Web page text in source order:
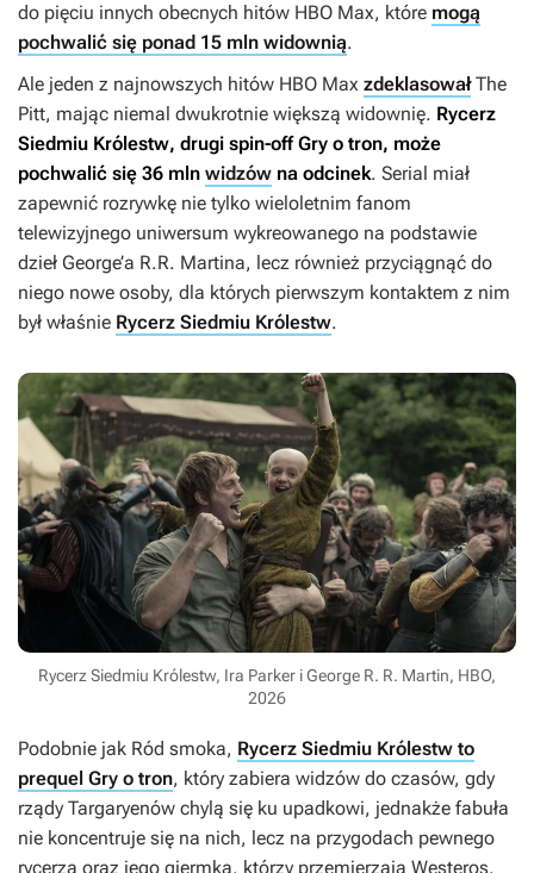
do pięciu innych obecnych hitów HBO Max, które mogą
pochwalić się ponad 15 mln widownią.
Ale jeden z najnowszych hitów HBO Max zdeklasował The
Pitt, mając niemal dwukrotnie większą widownię. Rycerz
Siedmiu Królestw, drugi spin-offGry o tron, może
pochwalić się 36 mln widzów na odcinek. Serial miał
zapewnić rozrywkę nie tylko wieloletnim fanom
telewizyjnego uniwersum wykreowanego na podstawie
dzieł George’a R.R. Martina, lecz również przyciągnąć do
niego nowe osoby, dla których pierwszym kontaktem z nim
był właśnie Rycerz Siedmiu Królestw.
Rycerz Siedmiu Królestw, Ira Parker i George R. R. Martin, HBO,
2026
Podobnie jak Ród smoka, Rycerz Siedmiu Królestw to
prequel Gry o tron, który zabiera widzów do czasów, gdy
rządy Targaryenów chylą się ku upadkowi, jednakże fabuła
nie koncentruje się na nich, lecz na przygodach pewnego
rycerza oraz jego giermka, którzy przemierzają Westeros.